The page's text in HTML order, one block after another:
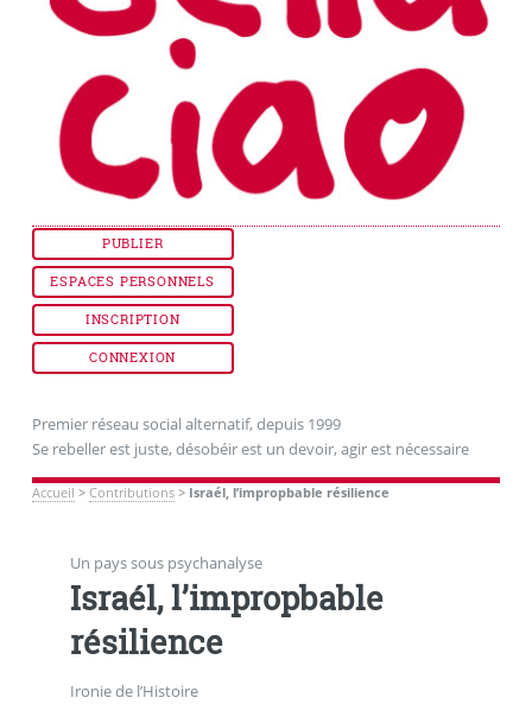
PUBLIER
ESPACES PERSONNELS
INSCRIPTION
CONNEXION
Premier réseau social alternatif, depuis 1999
Se rebeller est juste, désobéir est un devoir, agir est nécessaire
Accueil > Contributions> Israél, l’impropbable résilience
Un pays sous psychanalyse
Israél, l’impropbable
résilience
Ironie de l’Histoire